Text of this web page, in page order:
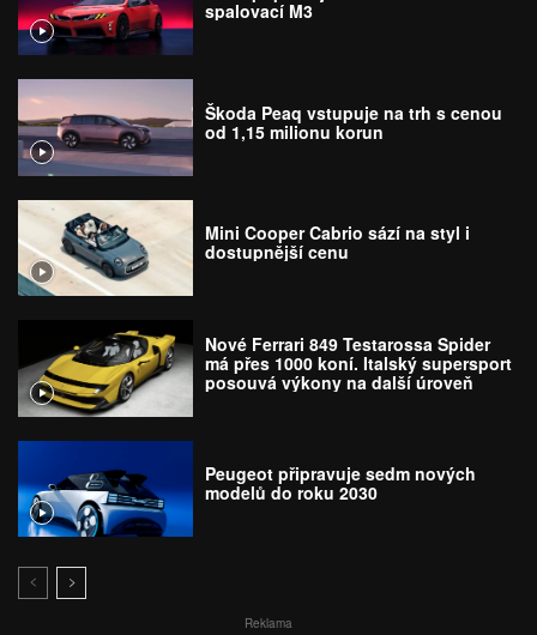
spalovací M3
Škoda Peaq vstupuje na trh s cenou
od 1,15 milionu korun
Mini Cooper Cabrio sází na styl i
dostupnější cenu
Nové Ferrari 849 Testarossa Spider
má přes 1000 koní. Italský supersport
posouvá výkony na další úroveň
Peugeot připravuje sedm nových
modelů do roku 2030
Reklama